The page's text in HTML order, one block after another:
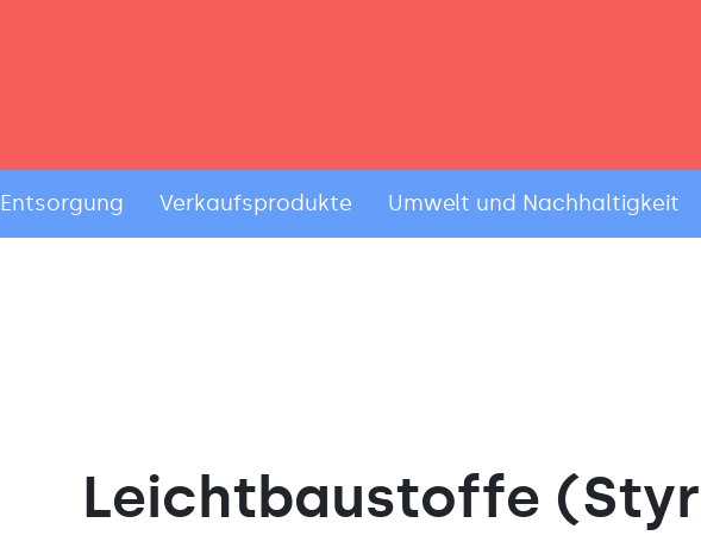
Entsorgung Verkaufsprodukte Umwelt und Nachhaltigkeit
Leichtbaustoffe